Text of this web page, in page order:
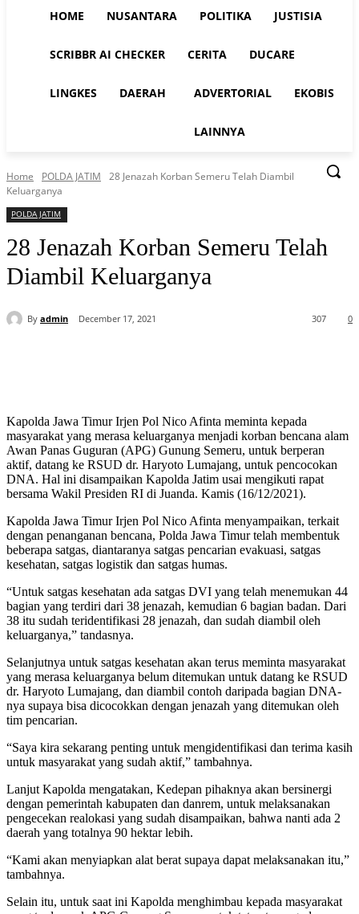
HOME NUSANTARA POLITIKA JUSTISIA
SCRIBBR AI CHECKER CERITA DUCARE
LINGKES DAERAH ADVERTORIAL EKOBIS
LAINNYA
Home POLDA JATIM
28 Jenazah Korban Semeru Telah Diambil
Keluarganya
POLDA JATIM
28 Jenazah Korban Semeru Telah
Diambil Keluarganya
By admin December 17, 2021 0
307
Kapolda Jawa Timur Irjen Pol Nico Afinta meminta kepada
masyarakat yang merasa keluarganya menjadi korban bencana alam
Awan Panas Guguran (APG) Gunung Semeru, untuk berperan
aktif, datang ke RSUD dr. Haryoto Lumajang, untuk pencocokan
DNA. Hal ini disampaikan Kapolda Jatim usai mengikuti rapat
bersama Wakil Presiden RI di Juanda. Kamis (16/12/2021).
Kapolda Jawa Timur Irjen Pol Nico Afinta menyampaikan, terkait
dengan penanganan bencana, Polda Jawa Timur telah membentuk
beberapa satgas, diantaranya satgas pencarian evakuasi, satgas
kesehatan, satgas logistik dan satgas humas.
“Untuk satgas kesehatan ada satgas DVI yang telah menemukan 44
bagian yang terdiri dari 38 jenazah, kemudian 6 bagian badan. Dari
38 itu sudah teridentifikasi 28 jenazah, dan sudah diambil oleh
keluarganya,” tandasnya.
Selanjutnya untuk satgas kesehatan akan terus meminta masyarakat
yang merasa keluarganya belum ditemukan untuk datang ke RSUD
dr. Haryoto Lumajang, dan diambil contoh daripada bagian DNA-
nya supaya bisa dicocokkan dengan jenazah yang ditemukan oleh
tim pencarian.
“Saya kira sekarang penting untuk mengidentifikasi dan terima kasih
untuk masyarakat yang sudah aktif,” tambahnya.
Lanjut Kapolda mengatakan, Kedepan pihaknya akan bersinergi
dengan pemerintah kabupaten dan danrem, untuk melaksanakan
pengecekan realokasi yang sudah disampaikan, bahwa nanti ada 2
daerah yang totalnya 90 hektar lebih.
“Kami akan menyiapkan alat berat supaya dapat melaksanakan itu,”
tambahnya.
Selain itu, untuk saat ini Kapolda menghimbau kepada masyarakat